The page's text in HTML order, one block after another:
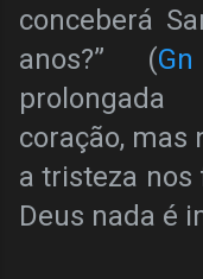
conceberá
anos?” (
coração, mas
a tristeza nos
Deus nada é